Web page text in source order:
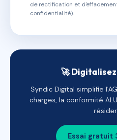
de rectification et
confidentialité).
🚀
Syndic Digital simplifie
charges, la conformité
Essai gratuit